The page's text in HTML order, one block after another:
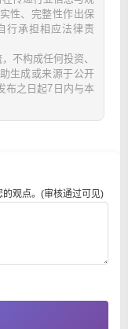
性、完整性作出保
行承担相应法律责
不构成任何投资、
生成或来源于公开
布之日起7日内与本
观点。(审核通过可见)